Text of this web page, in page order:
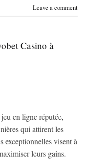
Leave a comment
Casino à
en ligne réputée,
qui attirent les
exceptionnelles visent à
leurs gains.